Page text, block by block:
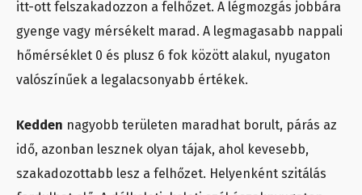
itt-ott felszakadozzon a felhőzet. A légmozgás jobbára
gyenge vagy mérsékelt marad. A legmagasabb nappali
hőmérséklet 0 és plusz 6 fok között alakul, nyugaton
valószínűek a legalacsonyabb értékek.
Kedden nagyobb területen maradhat borult, párás az
idő, azonban lesznek olyan tájak, ahol kevesebb,
szakadozottabb lesz a felhőzet. Helyenként szitálás